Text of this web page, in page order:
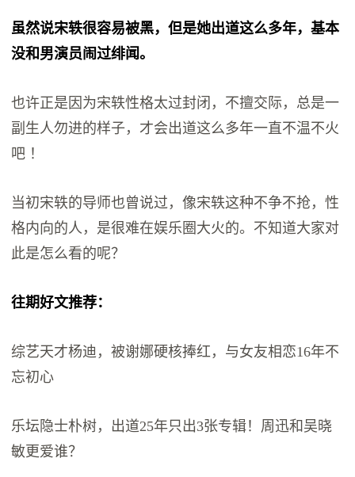
虽然说宋轶很容易被黑，但是她出道这么多年，基本
没和男演员闹过绯闻。
也许正是因为宋轶性格太过封闭，不擅交际，总是一
副生人勿进的样子，才会出道这么多年一直不温不火
吧 ！
当初宋轶的导师也曾说过，像宋轶这种不争不抢，性
格内向的人，是很难在娱乐圈大火的。不知道大家对
此是怎么看的呢？
往期好文推荐：
综艺天才杨迪，被谢娜硬核捧红，与女友相恋16年不
忘初心
乐坛隐士朴树，出道25年只出3张专辑！周迅和吴晓
敏更爱谁？